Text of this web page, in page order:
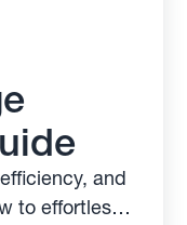
and
to effortlessly